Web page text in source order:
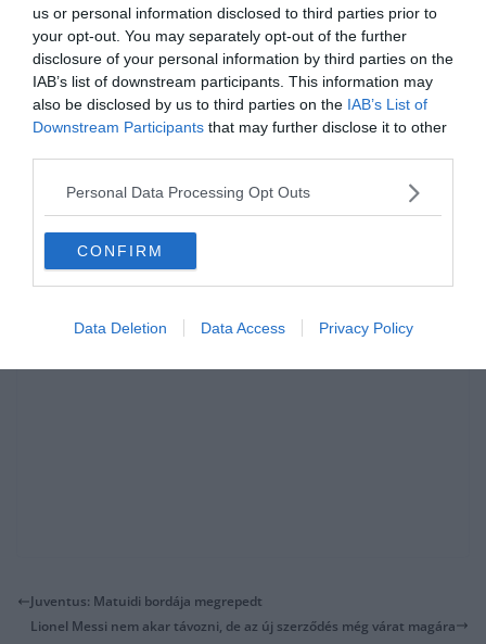
us or personal information disclosed to third parties prior to
your opt-out. You may separately opt-out of the further
disclosure of your personal information by third parties on the
IAB’s list of downstream participants. This information may
also be disclosed by us to third parties on the IAB’s List of
Downstream Participants that may further disclose it to other
Personal Data Processing Opt Outs
CONFIRM
Data Deletion Data Access Privacy Policy
“Sose vesztettem el az önbizalmamat és jól érzem magam.”
Courtoist Zinedine Zidane októberben pihentette, annak ellenére,
hogy a klub közleményben cáfolta azokat a híreket, hogy
szorongástól szenvedne, amit most a kapus személyesen is cáfolt.
ötödik találkozón maradt kapott gól nélkül.
Juventus: Matuidi bordája megrepedt
Lionel Messi nem akar távozni, de az új szerződés még várat magára